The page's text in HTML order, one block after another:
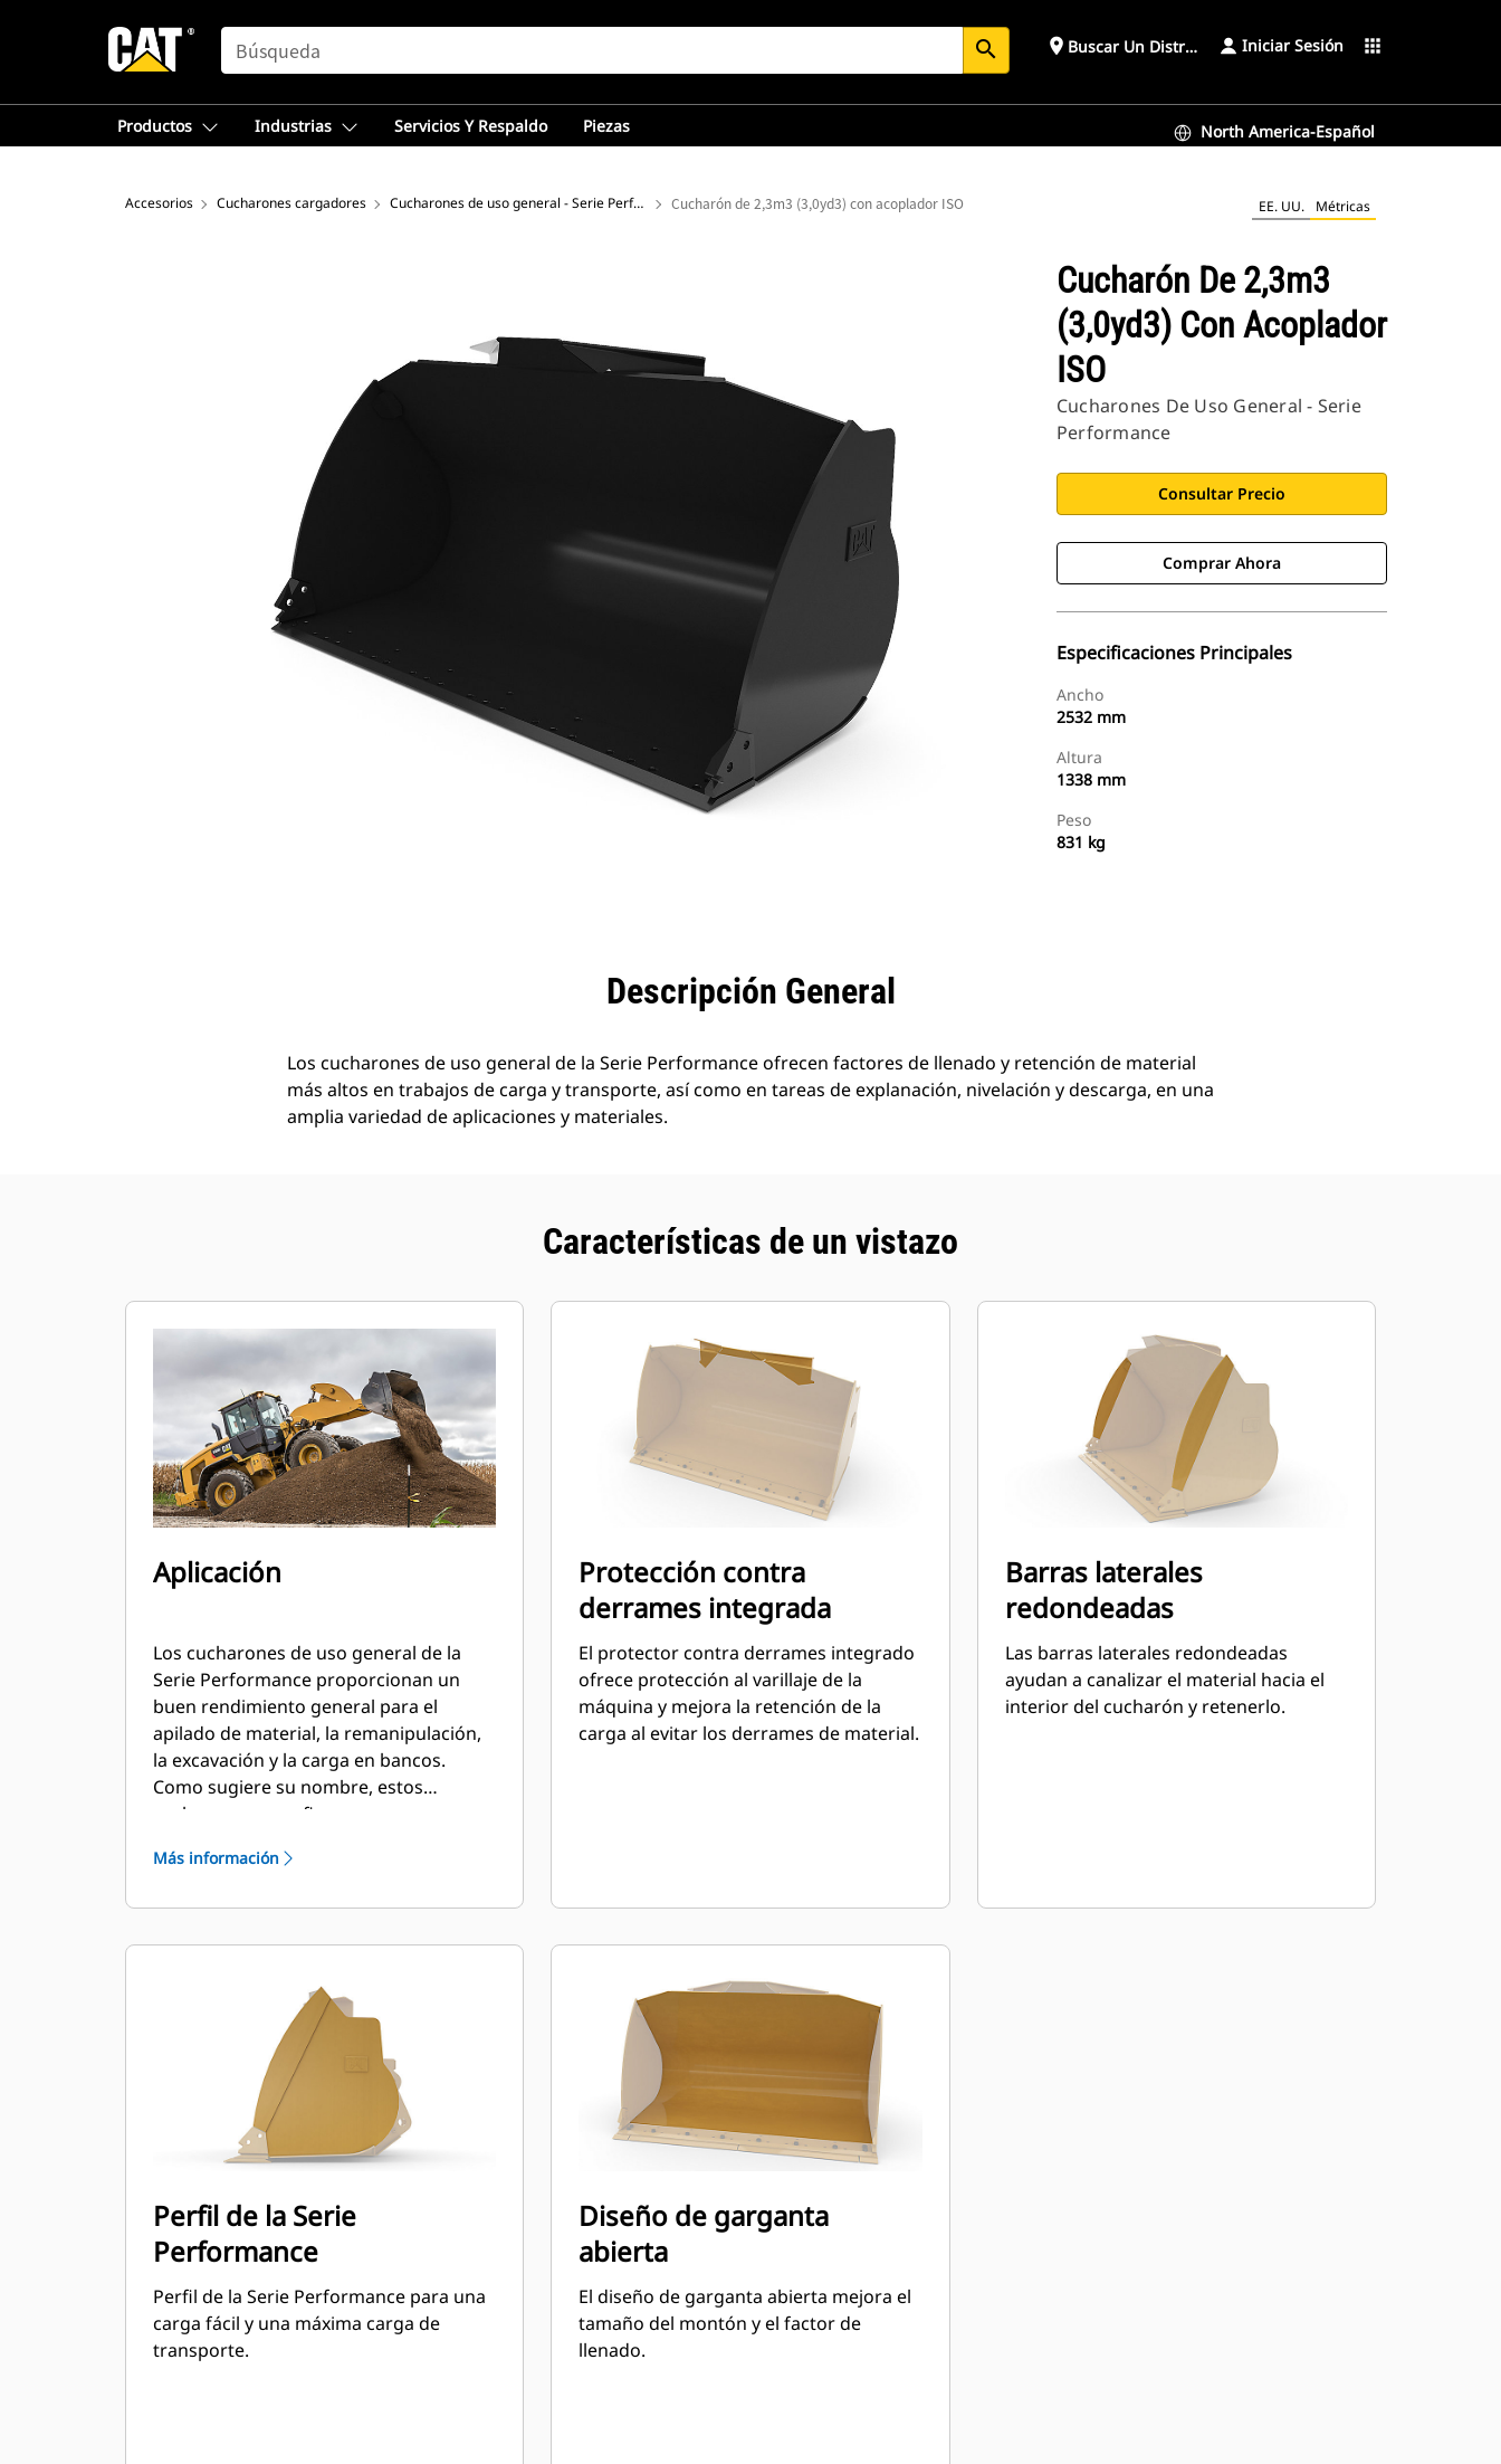
SEARCH search place Buscar Un Distribuidor Iniciar Sesión apps
Productos Industrias Servicios Y Respaldo Piezas North America-Español
Accesorios Cucharones cargadores Cucharones de uso general - Serie Performance Cucharón de 2,3m3 (3,0yd3) con acoplador ISO EE. UU. Métricas
Cucharón De 2,3m3
(3,0yd3) Con Acoplador
ISO
Cucharones De Uso General - Serie
Performance
Consultar Precio
Comprar Ahora
Especificaciones Principales
Ancho
2532 mm
Altura
1338 mm
Peso
831 kg
Descripción General
Los cucharones de uso general de la Serie Performance ofrecen factores de llenado y retención de material
más altos en trabajos de carga y transporte, así como en tareas de explanación, nivelación y descarga, en una
amplia variedad de aplicaciones y materiales.
Características de un vistazo
Aplicación
Los cucharones de uso general de la
Serie Performance proporcionan un
buen rendimiento general para el
apilado de material, la remanipulación,
la excavación y la carga en bancos.
Como sugiere su nombre, estos
cucharones son eficaces para cargar
bancos. Están diseñados para fuerzas
aplicaciones de arrastre en retroceso y
cucharones de la Serie Performance
puede llegar a un 115 % por sobre la
capacidad especificada.
Más información
Protección contra
derrames integrada
El protector contra derrames integrado
ofrece protección al varillaje de la
máquina y mejora la retención de la
carga al evitar los derrames de material.
Barras laterales
redondeadas
Las barras laterales redondeadas
ayudan a canalizar el material hacia el
interior del cucharón y retenerlo.
Perfil de la Serie
Performance
Perfil de la Serie Performance para una
carga fácil y una máxima carga de
transporte.
Diseño de garganta
abierta
El diseño de garganta abierta mejora el
tamaño del montón y el factor de
llenado.